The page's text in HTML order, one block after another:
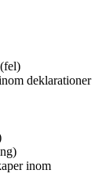
deklarationer
inom